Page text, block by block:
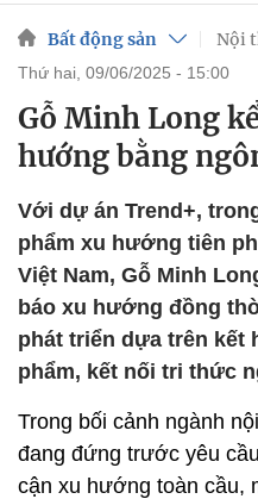
Bất động sản Nội
thứ hai, 09/06/2025 - 15:00
Gỗ Minh Long
hướng bằng
Với dự án Trend+,
phẩm xu hướng tiên
Việt Nam, Gỗ Minh
báo xu hướng đồng
phát triển dựa trên kết
phẩm, kết nối tri thức
Trong bối cảnh ngành
đang đứng trước yêu
cận xu hướng toàn cầu,